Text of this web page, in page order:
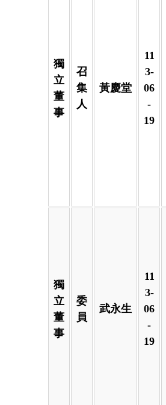
獨
立
董
事
召
集
人
黃慶堂
11
3-
06
-
19
獨
立
董
事
委
員
武永生
11
3-
06
-
19